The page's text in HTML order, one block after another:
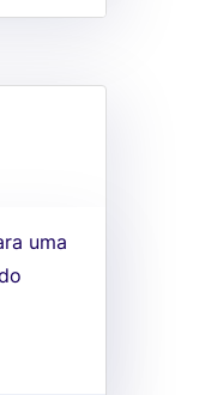
uma